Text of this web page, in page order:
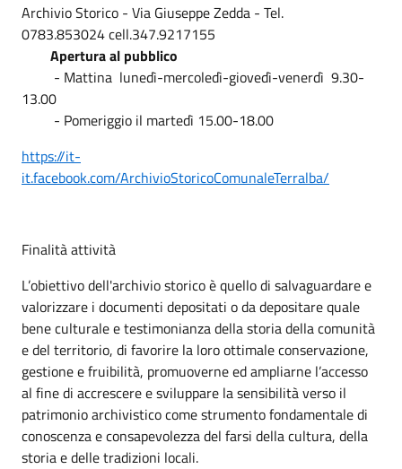
Archivio Storico - Via Giuseppe Zedda - Tel.
0783.853024 cell.347.9217155
Apertura al pubblico
- Mattina lunedì-mercoledì-giovedì-venerdì 9.30-
13.00
- Pomeriggio il martedì 15.00-18.00
https://it-
it.facebook.com/ArchivioStoricoComunaleTerralba/
Finalità attività
L’obiettivo dell'archivio storico è quello di salvaguardare e
valorizzare i documenti depositati o da depositare quale
bene culturale e testimonianza della storia della comunità
e del territorio, di favorire la loro ottimale conservazione,
gestione e fruibilità, promuoverne ed ampliarne l’accesso
al fine di accrescere e sviluppare la sensibilità verso il
patrimonio archivistico come strumento fondamentale di
conoscenza e consapevolezza del farsi della cultura, della
storia e delle tradizioni locali.